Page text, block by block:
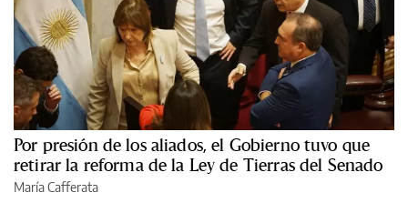
Por presión de los aliados, el Gobierno tuvo que
retirar la reforma de la Ley de Tierras del Senado
María Cafferata